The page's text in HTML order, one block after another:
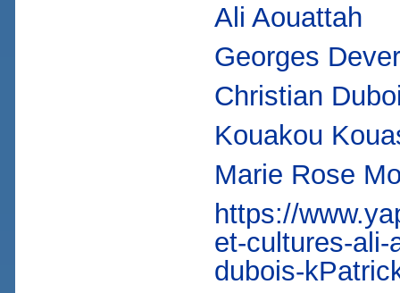
Ali Aouattah
Georges
Christian
Kouakou
Marie Rose
https://
et-cultures-ali-
dubois-